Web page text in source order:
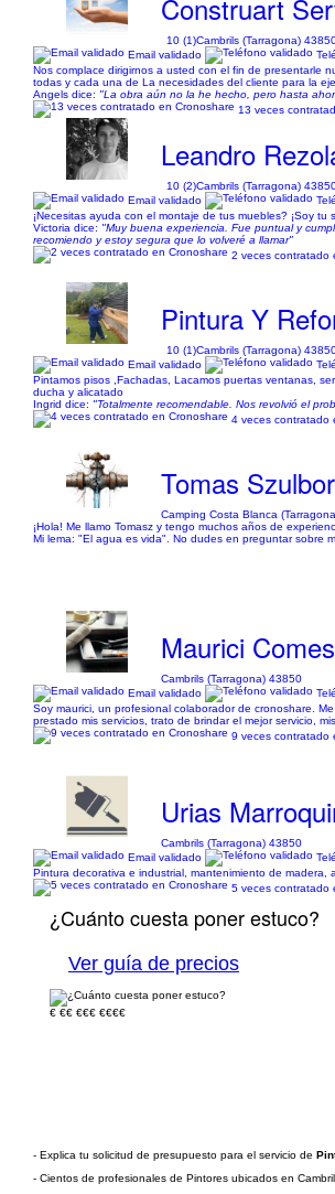
Construart
10 (1)Cambrils (Tarragona)
Email validado
Nos complace dirigirnos a usted con el fin de presentarle
todas y cada una de La necesidades del cliente para la
Angels dice: "La obra aún no la he hecho, pero hasta
13 veces
Leandro
10 (2)Cambrils (Tarragona)
Email validado
¡Necesitas ayuda con el montaje de tus muebles? ¡Soy
Victoria dice: "Muy buena experiencia. Fue puntual y
recomiendo y estoy segura que lo volveré a llamar"
2 veces contratado
Pintura Y
10 (1)Cambrils (Tarragona)
Email validado
Pintamos pisos ,Fachadas, Lacamos puertas ventanas,
ducha y alicatado
Ingrid dice: "Totalmente recomendable. Nos revolvió el
4 veces contratado
Tomas
Camping Costa Blanca
¡Hola! Me llamo Tomasz y tengo muchos años de
Mi lema: "El agua es vida". No dudes en preguntar sobre
Maurici Comes
Cambrils (Tarragona) 43850
Email validado
Soy maurici, un profesional colaborador de cronoshare.
prestado mis servicios, trato de brindar el mejor servicio,
9 veces contratado
Urias
Cambrils (Tarragona) 43850
Email validado
Pintura decorativa e industrial, mantenimiento de madera,
5 veces contratado
¿Cuánto cuesta poner estuco?
Ver guía de precios
€ €€ €€€ €€€€
- Explica tu solicitud de presupuesto para el servicio de
- Cientos de profesionales de Pintores ubicados en